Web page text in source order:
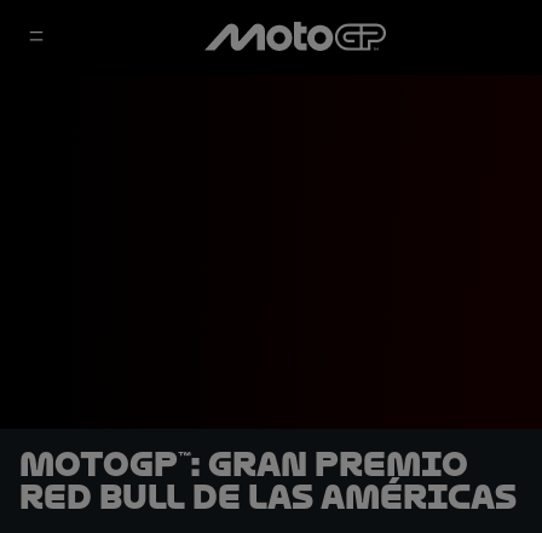
MotoGP™: Gran Premio
Red Bull de las Américas